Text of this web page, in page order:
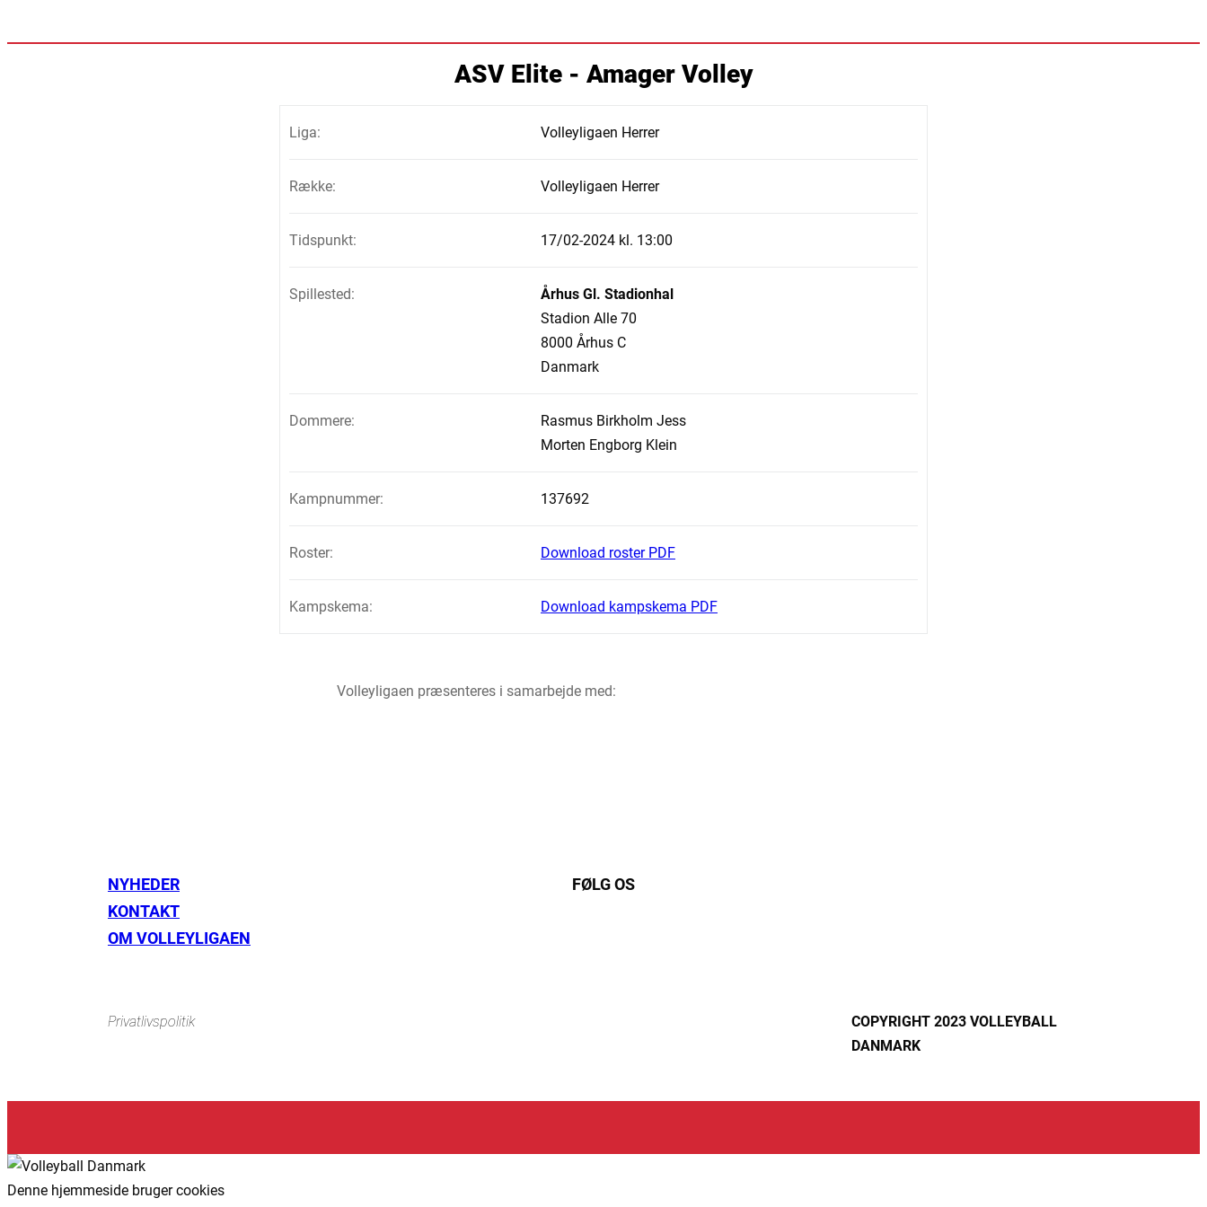
ASV Elite - Amager Volley
Liga: Volleyligaen Herrer
Række: Volleyligaen Herrer
Tidspunkt: 17/02-2024 kl. 13:00
Spillested:
Århus Gl. Stadionhal
Stadion Alle 70
8000 Århus C
Danmark
Dommere:
Rasmus Birkholm Jess
Morten Engborg Klein
Kampnummer: 137692
Roster: Download roster PDF
Kampskema: Download kampskema PDF
Volleyligaen præsenteres i samarbejde med:
NYHEDER
KONTAKT
OM VOLLEYLIGAEN
FØLG OS
Privatlivspolitik
COPYRIGHT 2023 VOLLEYBALL
DANMARK
Denne hjemmeside bruger cookies